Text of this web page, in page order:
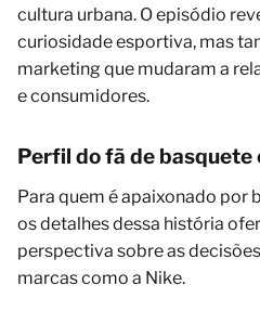
cultura urbana. O episódio
curiosidade esportiva, mas
marketing que mudaram a
e consumidores.
Perfil do fã de basquete
Para quem é apaixonado por
os detalhes dessa história
perspectiva sobre as
marcas como a Nike.